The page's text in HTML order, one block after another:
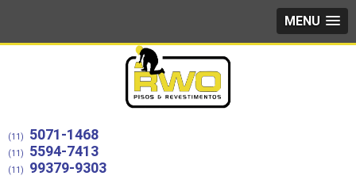
MENU
(11) 5071-1468
(11) 5594-7413
(11) 99379-9303